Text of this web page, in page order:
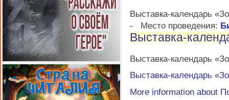
Выставка-календарь
-
Место проведения:
Выставка-
Выставка-календарь
Выставка-календарь
More information about